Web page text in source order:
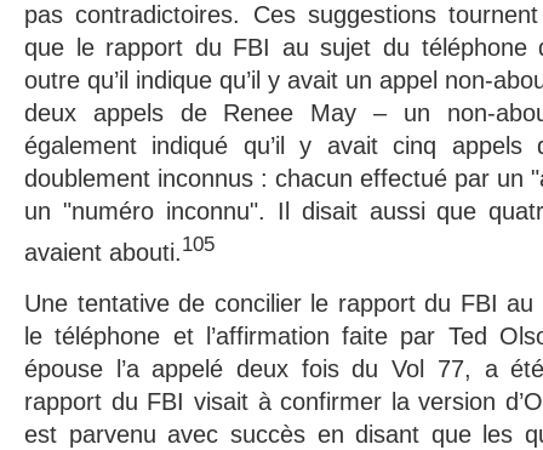
pas contradictoires. Ces suggestions
que le rapport du FBI au sujet du téléphone
outre qu’il indique qu’il y avait un appel non-
deux appels de Renee May – un non-
également indiqué qu’il y avait cinq
doublement inconnus : chacun effectué par un
un "numéro inconnu". Il disait aussi que
avaient abouti.105
Une tentative de concilier le rapport du FBI
le téléphone et l’affirmation faite par Ted
épouse l’a appelé deux fois du Vol 77, a
rapport du FBI visait à confirmer la version
est parvenu avec succès en disant que les